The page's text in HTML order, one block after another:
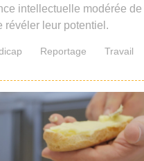
intellectuelle modérée de
révéler leur potentiel.
Reportage Travail